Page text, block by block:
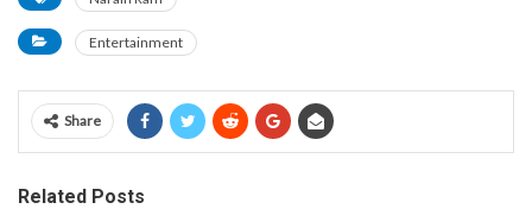
Entertainment
Share
Related Posts